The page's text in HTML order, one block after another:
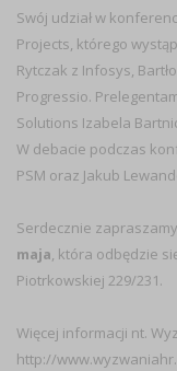
Swój udział w
Projects, którego
Rytczak z Infosys,
Progressio.
Solutions Izabela
W debacie podczas
PSM oraz Jakub
Serdecznie
maja, która odbędzie
Piotrkowskiej 229/231.
Więcej informacji nt.
http://